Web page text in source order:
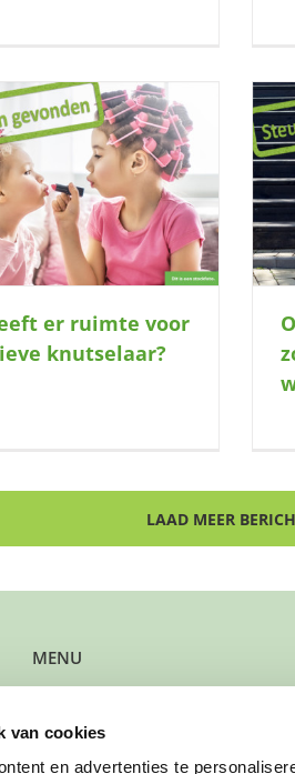
van cookies
en advertenties te
er ruimte voor
knutselaar?
knul zoekt een
wandelmaatje!
LAAD MEER
MENU
Kun je steun gebruiken?
Wil je een gezin verwijzen?
Werk je bij de gemeente?